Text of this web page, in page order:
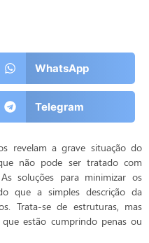
WhatsApp
Telegram
revelam a grave situação do
não pode ser tratado com
soluções para minimizar os
que a simples descrição da
Trata-se de estruturas, mas
que estão cumprindo penas ou